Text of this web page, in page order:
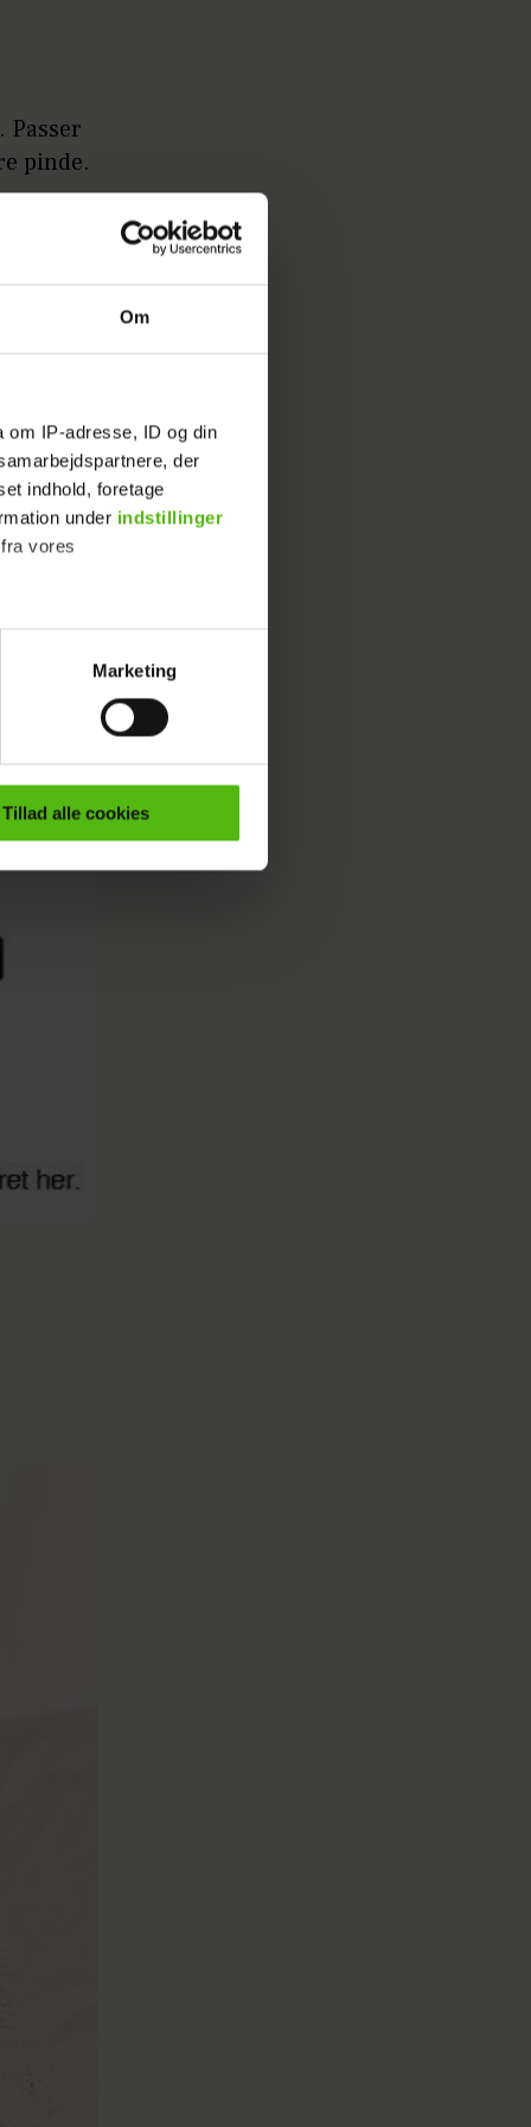
Om
IP-adresse, ID og din
der
indhold, foretage
under indstillinger
vores
indhold til dig.
Vi indsamler data
Marketing
Tillad alle cookies
pinde.